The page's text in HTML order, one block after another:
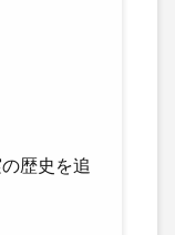
歴史を追